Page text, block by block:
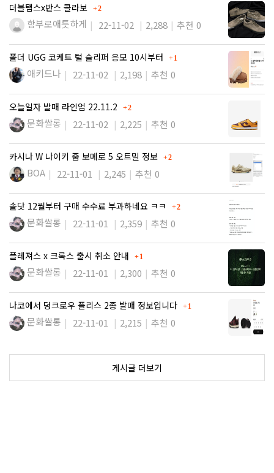
더블탭스x반스 콜라보 댓글
2
함부로애틋하게 22-11-02 2,288 추천 0
폴더 UGG 코케트 털 슬리퍼 응모 10시부터 댓글
1
애키드나 22-11-02 2,198 추천 0
오늘일자 발매 라인업 22.11.2 댓글
2
문화쌀롱 22-11-02 2,225 추천 0
카시나 W 나이키 줌 보메로 5 오트밀 정보 댓글
2
BOA 22-11-01 2,245 추천 0
솔닷 12월부터 구매 수수료 부과하네요 ㅋㅋ 댓글
2
문화쌀롱 22-11-01 2,359 추천 0
플레져스 x 크록스 출시 취소 안내 댓글
1
문화쌀롱 22-11-01 2,300 추천 0
나코에서 덩크로우 플리스 2종 발매 정보입니다 댓글
1
문화쌀롱 22-11-01 2,215 추천 0
게시글 더보기